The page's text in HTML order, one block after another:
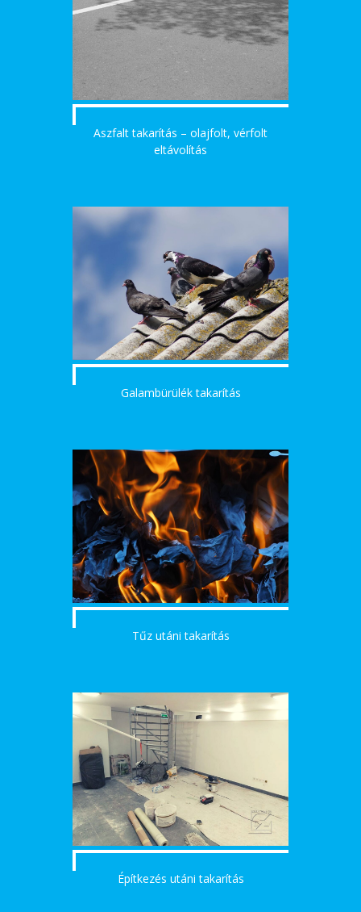
Aszfalt takarítás – olajfolt, vérfolt
eltávolítás
Galambürülék takarítás
Tűz utáni takarítás
Építkezés utáni takarítás